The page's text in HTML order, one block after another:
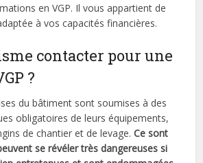
en VGP. Il vous appartient de
à vos capacités financières.
contacter pour une
?
du bâtiment sont soumises à des
obligatoires de leurs équipements,
de chantier et de levage.Ce sont
se révéler très dangereuses si